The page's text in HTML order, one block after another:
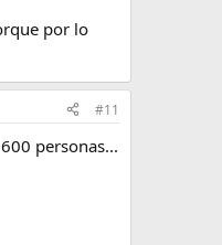
por lo
#11
personas...